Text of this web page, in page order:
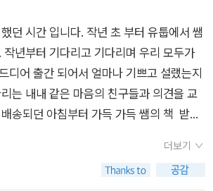
던 시간 입니다. 작년 초 부터 유툽에서 쌤
년부터 기다리고 기다리며 우리 모두가
디어 출간 되어서 얼마나 기쁘고 설랬는지
는 내내 같은 마음의 친구들과 의견을 교
송되던 아침부터 가득 가득 쌤의 책 받았
늘 강의에서 보여주시던 그 모습 그 대로,
바라며 만드신 그 마음을 저희 모두가 잘
더보기